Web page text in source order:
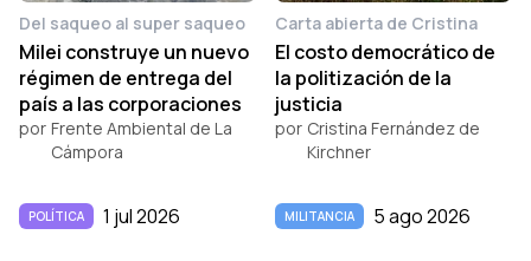
Del saqueo al super saqueo
Milei construye un nuevo
régimen de entrega del
país a las corporaciones
por Frente Ambiental de La
Cámpora
POLÍTICA 1 jul 2026
Carta abierta de Cristina
El costo democrático de
la politización de la
justicia
por Cristina Fernández de
Kirchner
MILITANCIA 5 ago 2026